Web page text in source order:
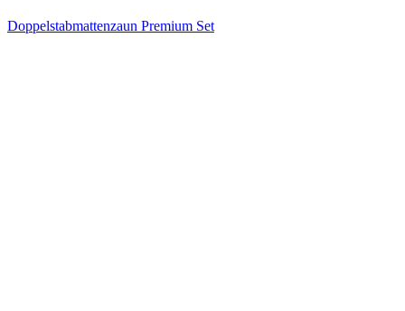
Doppelstabmattenzaun Premium Set